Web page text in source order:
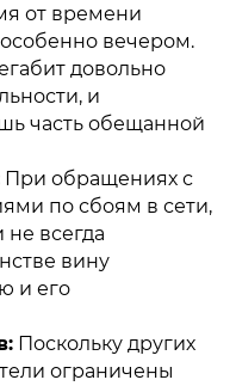
от времени
вечером.
довольно
и
часть обещанной
При обращениях с
по сбоям в сети,
всегда
вину
и его
Поскольку других
ограничены